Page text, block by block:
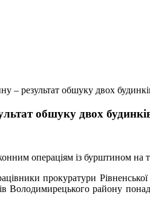
– результат обшуку двох
обшуку двох
операціям із бурштином на
прокуратури
району